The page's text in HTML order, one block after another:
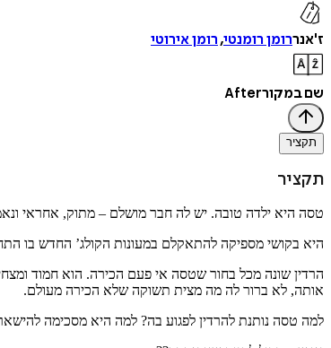
ז'אנררומן רומנטי,רומן אירוטי
שם במקורAfter
תקציר
תקציר
טסה היא ילדה טובה. יש לה חבר מושלם – מתוק, אחראי
היא בקושי מספיקה להתאקלם במעונות הקולג’ החדש בו
הרדין שונה מכל בחור שטסה אי פעם הכירה. הוא חמוד
אותה, לא ברור לה מה מצית תשוקה שלא הכירה מעולם.
למה טסה נותנת להרדין לפגוע בה? למה היא מסכימה